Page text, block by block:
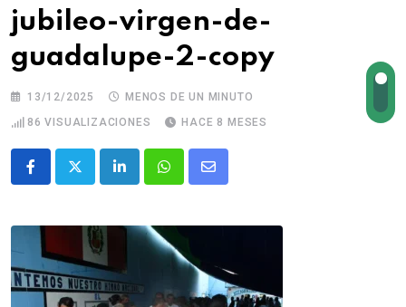
jubileo-virgen-de-
guadalupe-2-copy
13/12/2025
MENOS DE UN MINUTO
86 VISUALIZACIONES HACE 8 MESES